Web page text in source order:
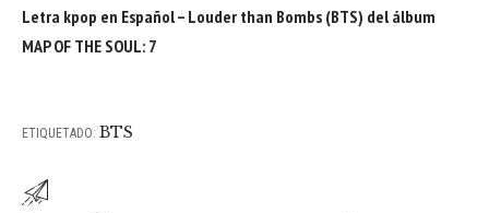
Letra kpop en Español – Louder than Bombs (BTS) del álbum
MAP OF THE SOUL: 7
ETIQUETADO: BTS